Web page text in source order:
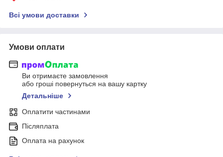
Всі умови доставки
Умови оплати
Ви отримаєте замовлення
або гроші повернуться на вашу картку
Детальніше
Оплатити частинами
Післяплата
Оплата на рахунок